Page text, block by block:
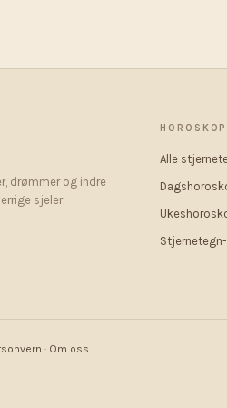
drømmer og indre
sjeler.
HOROSKOP
Alle
· Om oss